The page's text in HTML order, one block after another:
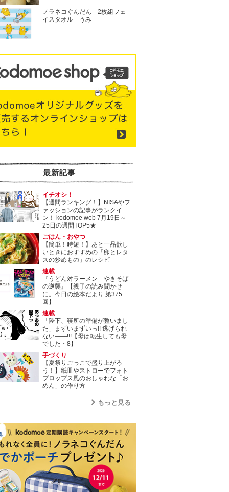
ノラネコぐんだん 2枚組フェ
イスタオル うみ
最新記事
イチオシ！
【週間ランキング！】NISAやフ
ァッションの記事がランクイ
ン！ kodomoe web 7月19日～
25日の週間TOP5★
ごはん・おやつ
【簡単！時短！】あと一品欲し
いときにおすすめの「卵とレタ
スの炒めもの」のレシピ
連載
『うどん対ラーメン やきそば
の逆襲』【親子の読み聞かせ
に。今日の絵本だより 第375
回】
連載
「陛下、寝所の準備が整いまし
た」まずいまずいっ!! 逃げられ
ない――!!!【母は転生しても母
でした・8】
手づくり
【夏祭りごっこで盛り上がろ
う！】紙皿やストローでフォト
プロップス風のおしゃれな「お
めん」の作り方
もっと見る